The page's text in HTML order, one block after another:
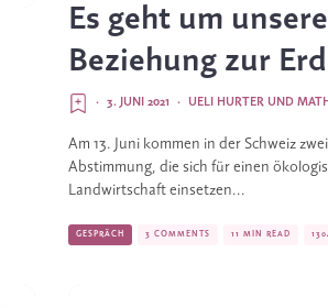
Es geht um unsere
Beziehung zur
UELI HURTER UND
·
3. JUNI 2021
·
Am 13. Juni kommen in der Schweiz
Abstimmung, die sich für einen
Landwirtschaft einsetzen...
GESPRÄCH 3 COMMENTS 11 MIN READ